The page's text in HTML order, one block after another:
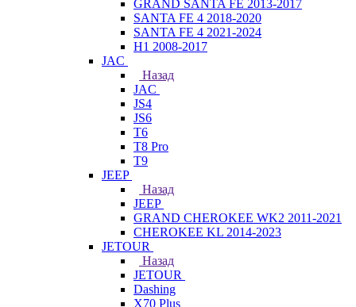
GRAND SANTA FE 2013-2017
SANTA FE 4 2018-2020
SANTA FE 4 2021-2024
H1 2008-2017
JAC
Назад
JAC
JS4
JS6
T6
T8 Pro
T9
JEEP
Назад
JEEP
GRAND CHEROKEE WK2 2011-2021
CHEROKEE KL 2014-2023
JETOUR
Назад
JETOUR
Dashing
X70 Plus